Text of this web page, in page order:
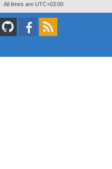
All times are UTC+03:00